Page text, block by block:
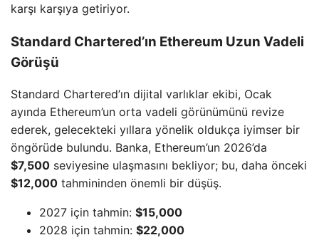
karşı karşıya getiriyor.
Standard Chartered’ın Ethereum Uzun Vadeli
Görüşü
Standard Chartered’ın dijital varlıklar ekibi, Ocak
ayında Ethereum’un orta vadeli görünümünü revize
ederek, gelecekteki yıllara yönelik oldukça iyimser bir
öngörüde bulundu. Banka, Ethereum’un 2026’da
$7,500 seviyesine ulaşmasını bekliyor; bu, daha önceki
$12,000 tahmininden önemli bir düşüş.
2027 için tahmin: $15,000
2028 için tahmin: $22,000